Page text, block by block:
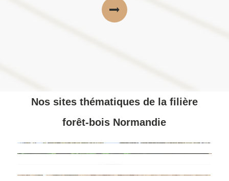
Nos sites thématiques de la filière
forêt-bois Normandie